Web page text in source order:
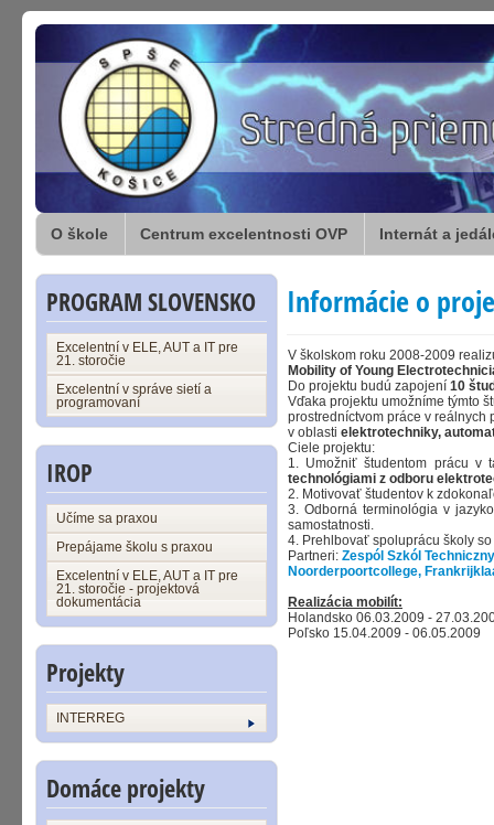
O škole Centrum excelentnosti OVP Internát a
PROGRAM SLOVENSKO
Excelentní v ELE, AUT a IT pre
21. storočie
Excelentní v správe sietí a
programovaní
IROP
Učíme sa praxou
Prepájame školu s praxou
Excelentní v ELE, AUT a IT pre
21. storočie - projektová
dokumentácia
Projekty
INTERREG
Domáce projekty
Informácie o
V školskom roku 2008-2009
Mobility of Young
Do projektu budú zapojení 10
Vďaka projektu umožníme týmto
prostredníctvom práce v reálnych
v oblasti elektrotechniky,
Ciele projektu:
1. Umožniť študentom prácu v
technológiami z odboru
2. Motivovať študentov k
3. Odborná terminológia v
samostatnosti.
4. Prehlbovať spoluprácu školy
Partneri: Zespól Szkól
Noorderpoortcollege,
Realizácia mobilít:
Holandsko 06.03.2009 -
Poľsko 15.04.2009 - 06.05.2009